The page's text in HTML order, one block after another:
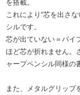
を搭載。
これにより“芯を出さ
シルです。
芯が出ていない＝パイ
ほど芯が折れません。
ャープペンシル同様の
また、メタルグリップ